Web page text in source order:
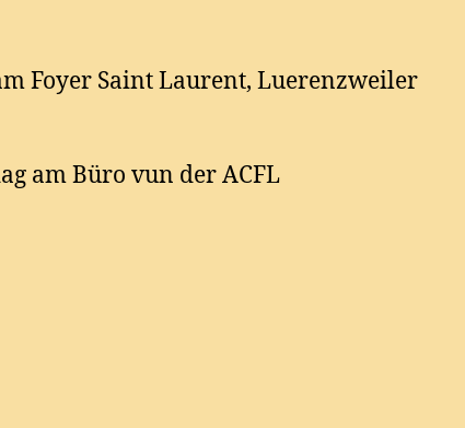
Foyer Saint Laurent, Luerenzweiler
am Büro vun der ACFL